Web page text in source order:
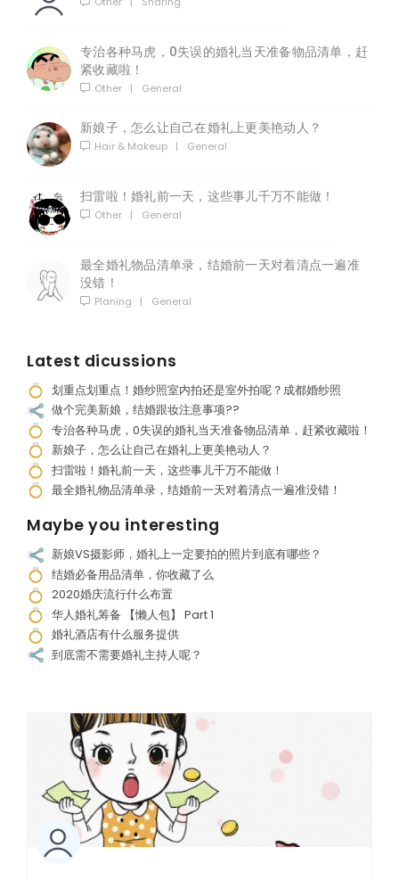
专治各种马虎，0失误的婚礼当天准备物品清单，赶
紧收藏啦！
Other | General
新娘子，怎么让自己在婚礼上更美艳动人？
Hair & Makeup | General
扫雷啦！婚礼前一天，这些事儿千万不能做！
Other | General
最全婚礼物品清单录，结婚前一天对着清点一遍准
没错！
Planing | General
Latest dicussions
划重点划重点！婚纱照室内拍还是室外拍呢？成都婚纱照
做个完美新娘，结婚跟妆注意事项??
专治各种马虎，0失误的婚礼当天准备物品清单，赶紧收藏啦！
新娘子，怎么让自己在婚礼上更美艳动人？
扫雷啦！婚礼前一天，这些事儿千万不能做！
最全婚礼物品清单录，结婚前一天对着清点一遍准没错！
Maybe you interesting
新娘VS摄影师，婚礼上一定要拍的照片到底有哪些？
结婚必备用品清单，你收藏了么
2020婚庆流行什么布置
华人婚礼筹备 【懒人包】 Part 1
婚礼酒店有什么服务提供
到底需不需要婚礼主持人呢？